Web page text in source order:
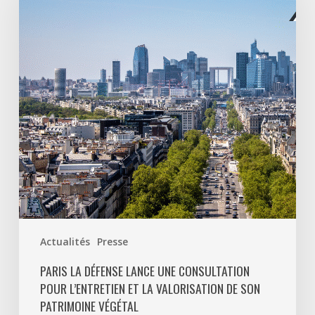
Actualités Presse
consultation
pour
l’entretien
et
la
valorisation
de
son
patrimoine
végétal
PARIS LA DÉFENSE LANCE UNE CONSULTATION
POUR L’ENTRETIEN ET LA VALORISATION DE SON
PATRIMOINE VÉGÉTAL